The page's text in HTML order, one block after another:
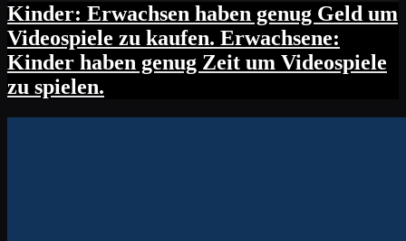
Kinder: Erwachsen haben genug Geld um
Videospiele zu kaufen. Erwachsene:
Kinder haben genug Zeit um Videospiele
zu spielen.